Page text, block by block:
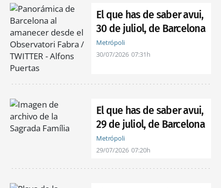
El que has de saber avui,
30 de juliol, de Barcelona
Metrópoli
30/07/2026 07:31h
El que has de saber avui,
29 de juliol, de Barcelona
Metrópoli
29/07/2026 07:20h